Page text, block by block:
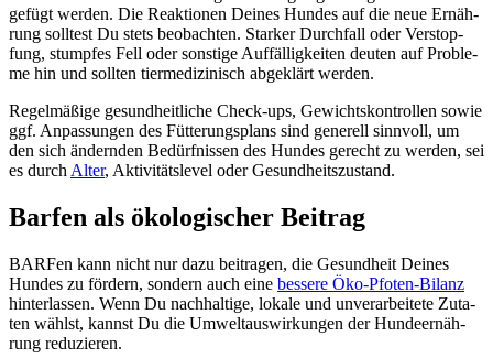
ge­fügt wer­den. Die Reak­tio­nen Dei­nes Hun­des auf die neue Ernäh­
rung soll­test Du stets beob­ach­ten. Star­ker Durch­fall oder Ver­stop­
fung, stump­fes Fell oder sons­ti­ge Auf­fäl­lig­kei­ten deu­ten auf Pro­ble­
me hin und soll­ten tier­me­di­zi­nisch abge­klärt wer­den.
Regel­mä­ßi­ge gesund­heit­li­che Check-ups, Gewichts­kon­trol­len sowie
ggf. Anpas­sun­gen des Füt­te­rungs­plans sind gene­rell sinn­voll, um
den sich ändern­den Bedürf­nis­sen des Hun­des gerecht zu wer­den, sei
es durch Alter, Akti­vi­täts­le­vel oder Gesund­heits­zu­stand.
Bar­fen als öko­lo­gi­scher Bei­trag
BAR­Fen kann nicht nur dazu bei­tra­gen, die Gesund­heit Dei­nes
Hun­des zu för­dern, son­dern auch eine bes­se­re Öko-Pfo­ten-Bilanz
hin­ter­las­sen. Wenn Du nach­hal­ti­ge, loka­le und unver­ar­bei­te­te Zuta­
ten wählst, kannst Du die Umwelt­aus­wir­kun­gen der Hun­de­er­näh­
rung redu­zie­ren.